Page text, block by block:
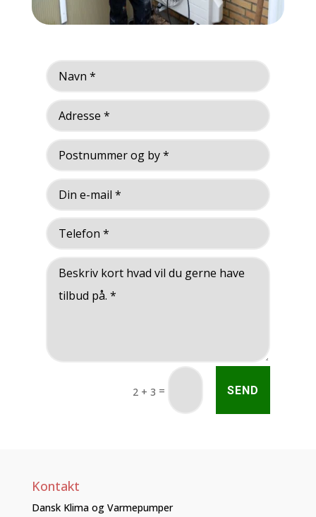
2 + 3 = SEND
Kontakt
Dansk Klima og Varmepumper